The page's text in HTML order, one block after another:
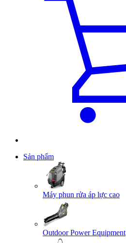
Sản phẩm
Máy phun rửa áp lực cao
Outdoor Power Equipment